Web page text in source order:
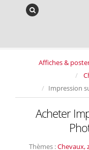
Affiches &
Impression
Acheter
Thèmes :Chevaux,